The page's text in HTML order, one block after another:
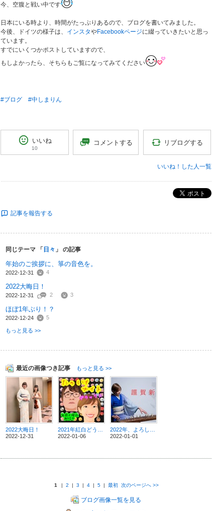
今、空腹と戦い中です
日本にいる時より、時間がたっぷりあるので、ブログを書いてみました。
今後、ドイツの様子は、 インスタやFacebookページに綴っていきたいと思っ
ています。
すでにいくつかポストしていますので、
もしよかったら、そちらもご覧になってみてください
#ブログ #中しまりん
いいね
10
コメントする リブログする
いいね！した人一覧
ポスト
記事を報告する
同じテーマ 「 日々 」 の記事
年始のご挨拶に、箏の音色を。
2022-12-31 4
2022大晦日！
2022-12-31 2 3
ほぼ1年ぶり！？
2022-12-24 5
もっと見る >>
最近の画像つき記事 もっと見る >>
2022大晦日！
2022-12-31
2022-01-06
2022-01-01
1 | 2 | 3 | 4 | 5 | 最初 次のページへ >>
ブログ画像一覧を見る